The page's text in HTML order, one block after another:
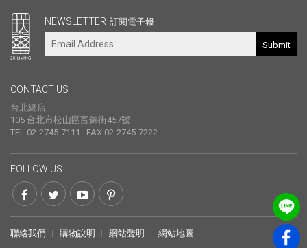
NEWSLETTER 訂閱電子報
Submit
CONTACT US
台北總店
105 台北市松山區富錦街457號
TEL 02-2745-7111 FAX 02-2745-7222
FOLLOW US
聯絡我們 購物說明 網站聲明
網站地圖